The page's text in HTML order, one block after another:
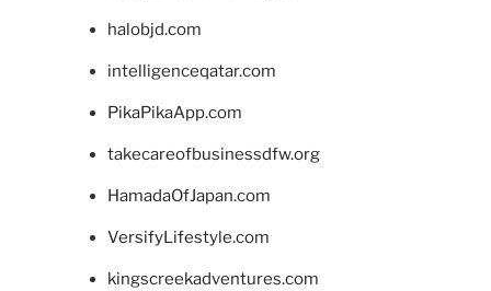
halobjd.com
intelligenceqatar.com
PikaPikaApp.com
takecareofbusinessdfw.org
HamadaOfJapan.com
VersifyLifestyle.com
kingscreekadventures.com